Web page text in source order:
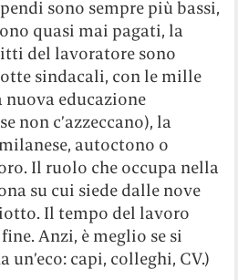
sono sempre più bassi,
quasi mai pagati, la
del lavoratore sono
sindacali, con le mille
nuova educazione
non c’azzeccano), la
autoctono o
Il ruolo che occupa nella
su cui siede dalle nove
Il tempo del lavoro
Anzi, è meglio se si
un’eco: capi, colleghi, CV.)